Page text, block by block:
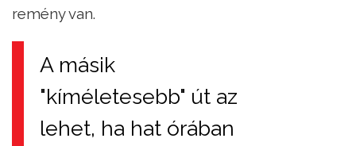
remény van.
A másik
"kíméletesebb" út az
lehet, ha hat órában